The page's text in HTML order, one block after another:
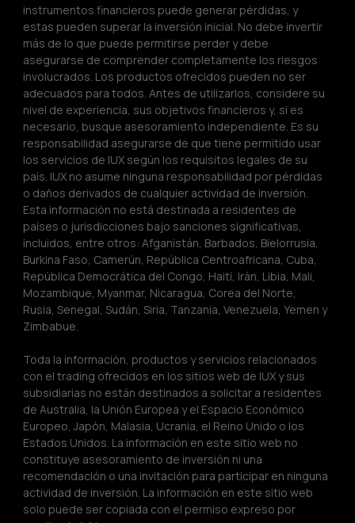
instrumentos financieros puede generar pérdidas, y
estas pueden superar la inversión inicial. No debe invertir
más de lo que puede permitirse perder y debe
asegurarse de comprender completamente los riesgos
involucrados. Los productos ofrecidos pueden no ser
adecuados para todos. Antes de utilizarlos, considere su
nivel de experiencia, sus objetivos financieros y, si es
necesario, busque asesoramiento independiente. Es su
responsabilidad asegurarse de que tiene permitido usar
los servicios de IUX según los requisitos legales de su
país. IUX no asume ninguna responsabilidad por pérdidas
o daños derivados de cualquier actividad de inversión.
Esta información no está destinada a residentes de
países o jurisdicciones bajo sanciones significativas,
incluidos, entre otros: Afganistán, Barbados, Bielorrusia,
Burkina Faso, Camerún, República Centroafricana, Cuba,
República Democrática del Congo, Haití, Irán, Libia, Mali,
Mozambique, Myanmar, Nicaragua, Corea del Norte,
Rusia, Senegal, Sudán, Siria, Tanzania, Venezuela, Yemen y
Zimbabue.
Toda la información, productos y servicios relacionados
con el trading ofrecidos en los sitios web de IUX y sus
subsidiarias no están destinados a solicitar a residentes
de Australia, la Unión Europea y el Espacio Económico
Europeo, Japón, Malasia, Ucrania, el Reino Unido o los
Estados Unidos. La información en este sitio web no
constituye asesoramiento de inversión ni una
recomendación o una invitación para participar en ninguna
actividad de inversión. La información en este sitio web
solo puede ser copiada con el permiso expreso por